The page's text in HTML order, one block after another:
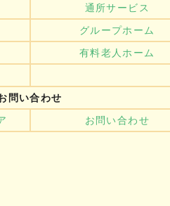
通所サービス
グループホーム
有料老人ホーム
問い合わせ
お問い合わせ